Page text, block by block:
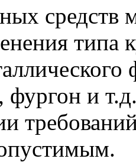
типа
фургон и